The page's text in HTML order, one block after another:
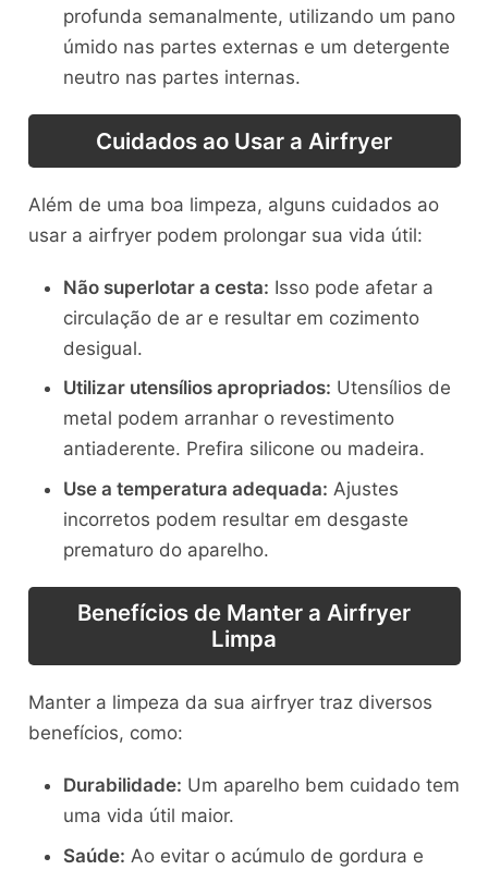
profunda semanalmente, utilizando um pano
úmido nas partes externas e um detergente
neutro nas partes internas.
Cuidados ao Usar a Airfryer
Além de uma boa limpeza, alguns cuidados ao
usar a airfryer podem prolongar sua vida útil:
Não superlotar a cesta: Isso pode afetar a
circulação de ar e resultar em cozimento
desigual.
Utilizar utensílios apropriados: Utensílios de
metal podem arranhar o revestimento
antiaderente. Prefira silicone ou madeira.
Use a temperatura adequada: Ajustes
incorretos podem resultar em desgaste
prematuro do aparelho.
Benefícios de Manter a Airfryer
Limpa
Manter a limpeza da sua airfryer traz diversos
benefícios, como:
Durabilidade: Um aparelho bem cuidado tem
uma vida útil maior.
Saúde: Ao evitar o acúmulo de gordura e